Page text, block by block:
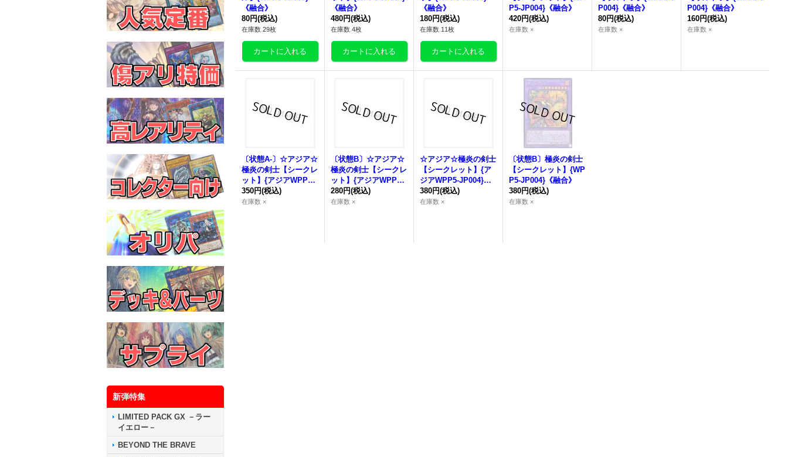
新弾特集
LIMITED PACK GX －ラー
イエロー－
BEYOND THE BRAVE
《融合》
80円(税込)
在庫数 29枚
《融合》
480円(税込)
在庫数 4枚
《融合》
180円(税込)
在庫数 11枚
P5-JP004}《融合》
420円(税込)
在庫数 ×
P004}《融合》
80円(税込)
在庫数 ×
P004}《融合》
160円(税込)
在庫数 ×
〔状態A-〕☆アジア☆
極炎の剣士【シークレ
ット】{アジアWPP5-J
P004}《融合》
350円(税込)
在庫数 ×
〔状態B〕☆アジア☆
極炎の剣士【シークレ
ット】{アジアWPP5-J
P004}《融合》
280円(税込)
在庫数 ×
☆アジア☆極炎の剣士
【シークレット】{ア
ジアWPP5-JP004}
《融合》
380円(税込)
在庫数 ×
〔状態B〕極炎の剣士
【シークレット】{WP
P5-JP004}《融合》
380円(税込)
在庫数 ×